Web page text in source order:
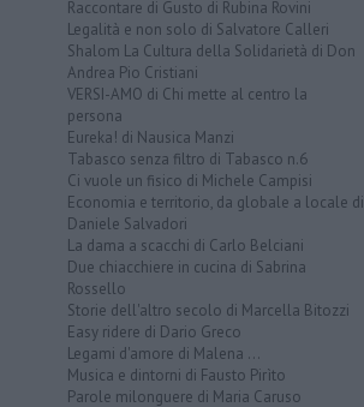
Raccontare di Gusto di Rubina Rovini
Legalità e non solo di Salvatore Calleri
Shalom La Cultura della Solidarietà di Don
Andrea Pio Cristiani
VERSI-AMO di Chi mette al centro la
persona
Eureka! di Nausica Manzi
Tabasco senza filtro di Tabasco n.6
Ci vuole un fisico di Michele Campisi
Economia e territorio, da globale a locale di
Daniele Salvadori
La dama a scacchi di Carlo Belciani
Due chiacchiere in cucina di Sabrina
Rossello
Storie dell'altro secolo di Marcella Bitozzi
Easy ridere di Dario Greco
Legami d'amore di Malena ...
Musica e dintorni di Fausto Pirìto
Parole milonguere di Maria Caruso